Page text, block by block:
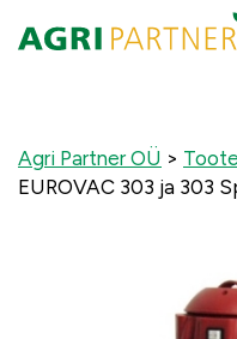
Agri Partner OÜ >
EUROVAC 303 ja 303